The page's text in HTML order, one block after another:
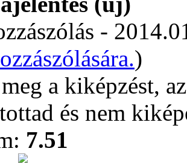
-
)
a kiképzést,
és nem
7.51